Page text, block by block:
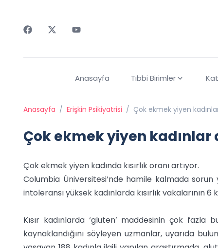
Anasayfa Tıbbi Birimler
Anasayfa / Erişkin Psikiyatrisi / Çok ekmek yiyen
Çok ekmek yiyen
Çok ekmek yiyen kadında kısırlık oranı artıyor.
Columbia Üniversitesi’nde hamile kalmada
intoleransı yüksek kadınlarda kısırlık vakalarının 6
Kısır kadınlarda ‘gluten’ maddesinin çok
kaynaklandığını söyleyen uzmanlar, uyarıda